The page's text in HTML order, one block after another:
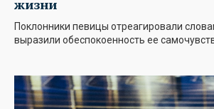
жизни
Поклонники певицы отреагировали
выразили обеспокоенность ее